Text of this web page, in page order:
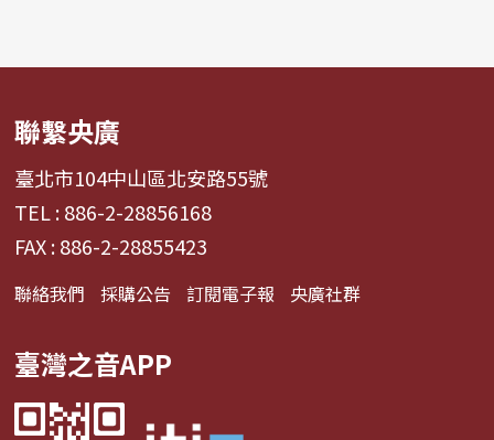
聯繫央廣
臺北市104中山區北安路55號
TEL : 886-2-28856168
FAX : 886-2-28855423
聯絡我們 採購公告 訂閱電子報 央廣社群
臺灣之音APP